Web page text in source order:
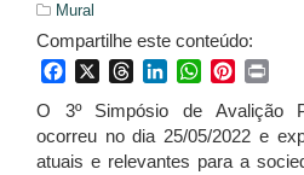
Mural
Compartilhe este conteúdo:
FacebookThreadsLinkedInWhatsApp
Pinterest
O 3º Simpósio de Avalição
ocorreu no dia 25/05/2022 e
atuais e relevantes para a